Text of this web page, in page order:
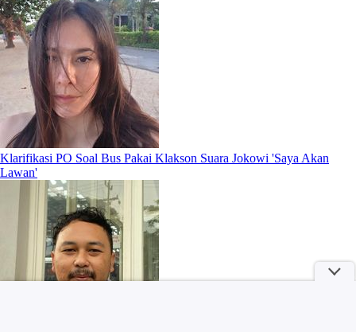
Klarifikasi PO Soal Bus Pakai Klakson Suara Jokowi 'Saya Akan
Lawan'